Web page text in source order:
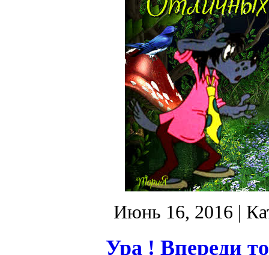
Июнь 16, 2016 |
Ура ! Впереди